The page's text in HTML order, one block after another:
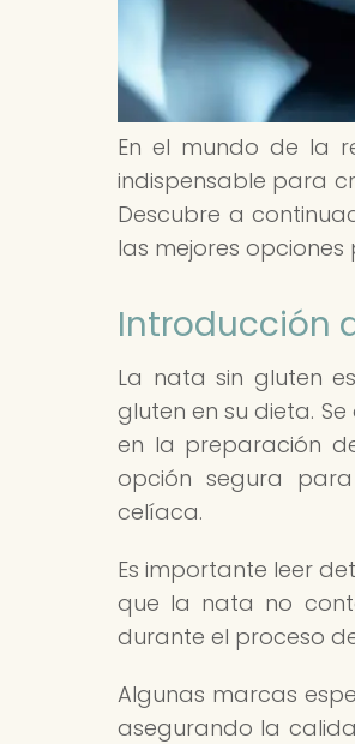
En el mundo de la
indispensable para
Descubre a
las mejores
Introducción
La nata sin gluten
gluten en su dieta.
en la preparación
opción segura
celíaca.
Es importante leer
que la nata no
durante el proceso
Algunas marcas
asegurando la